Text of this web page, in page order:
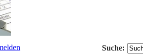
Suche: